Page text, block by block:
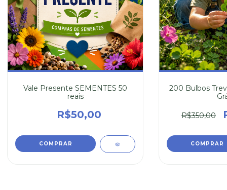
Vale Presente SEMENTES 50
reais
R$50,00
200 Bulbos
R$350,00